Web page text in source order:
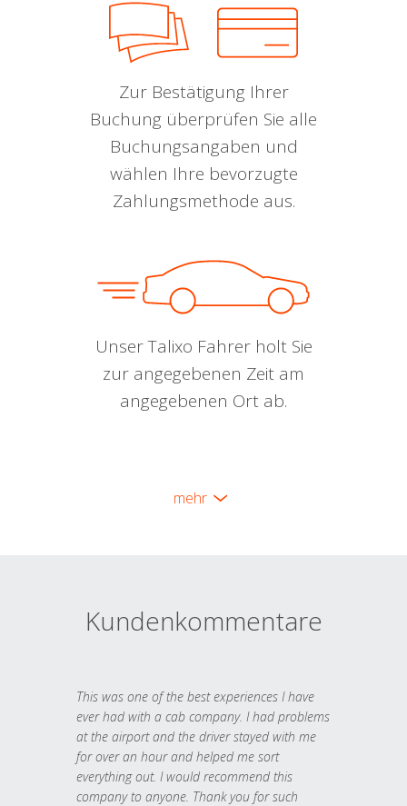
Zur Bestätigung Ihrer
Buchung überprüfen Sie alle
Buchungsangaben und
wählen Ihre bevorzugte
Zahlungsmethode aus.
Unser Talixo Fahrer holt Sie
zur angegebenen Zeit am
angegebenen Ort ab.
mehr
Kundenkommentare
This was one of the best experiences I have
ever had with a cab company. I had problems
at the airport and the driver stayed with me
for over an hour and helped me sort
everything out. I would recommend this
company to anyone. Thank you for such